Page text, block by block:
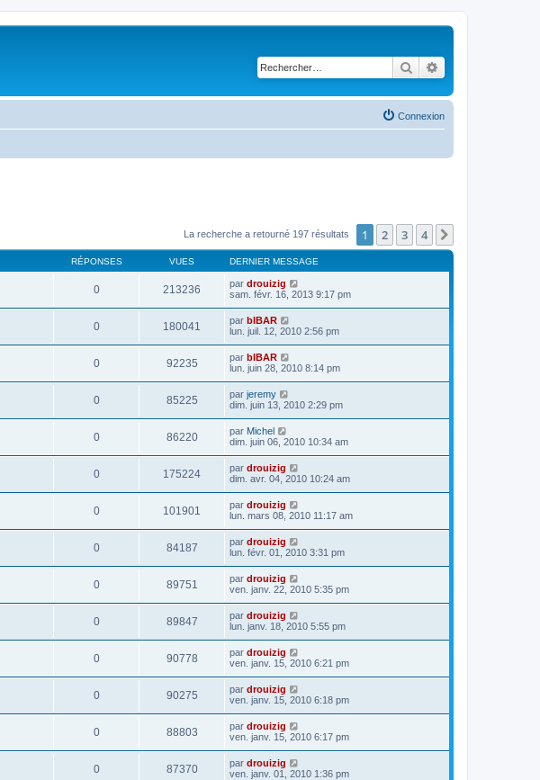
Rechercher
Connexion
La recherche a retourné 197 résultats 1 2 3 4
RÉPONSES VUES DERNIER MESSAGE
0 213236 par drouizig
sam. févr. 16, 2013 9:17 pm
0 180041 par bIBAR
lun. juil. 12, 2010 2:56 pm
0 92235 par bIBAR
lun. juin 28, 2010 8:14 pm
0 85225 par jeremy
dim. juin 13, 2010 2:29 pm
0 86220 par Michel
dim. juin 06, 2010 10:34 am
0 175224 par drouizig
dim. avr. 04, 2010 10:24 am
0 101901 par drouizig
lun. mars 08, 2010 11:17 am
0 84187 par drouizig
lun. févr. 01, 2010 3:31 pm
0 89751 par drouizig
ven. janv. 22, 2010 5:35 pm
0 89847 par drouizig
lun. janv. 18, 2010 5:55 pm
0 90778 par drouizig
ven. janv. 15, 2010 6:21 pm
0 90275 par drouizig
ven. janv. 15, 2010 6:18 pm
0 88803 par drouizig
ven. janv. 15, 2010 6:17 pm
0 87370 par drouizig
ven. janv. 01, 2010 1:36 pm